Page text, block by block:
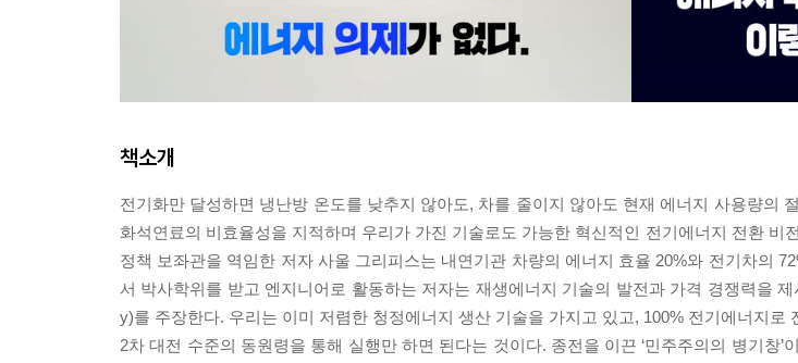
책소개
전기화만 달성하면 냉난방 온도를 낮추지 않아도, 차를 줄이지 않아도 현재 에너지 사용량의
화석연료의 비효율성을 지적하며 우리가 가진 기술로도 가능한 혁신적인 전기에너지 전환 비
정책 보좌관을 역임한 저자 사울 그리피스는 내연기관 차량의 에너지 효율 20%와 전기차의
서 박사학위를 받고 엔지니어로 활동하는 저자는 재생에너지 기술의 발전과 가격 경쟁력을
y)를 주장한다. 우리는 이미 저렴한 청정에너지 생산 기술을 가지고 있고, 100% 전기에너지로
2차 대전 수준의 동원령을 통해 실행만 하면 된다는 것이다. 종전을 이끈 ‘민주주의의 병기창